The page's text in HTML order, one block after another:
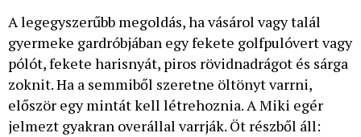
A legegyszerűbb megoldás, ha vásárol vagy talál
gyermeke gardróbjában egy fekete golfpulóvert vagy
pólót, fekete harisnyát, piros rövidnadrágot és sárga
zoknit. Ha a semmiből szeretne öltönyt varrni,
először egy mintát kell létrehoznia. A Miki egér
jelmezt gyakran overállal varrják. Öt részből áll: